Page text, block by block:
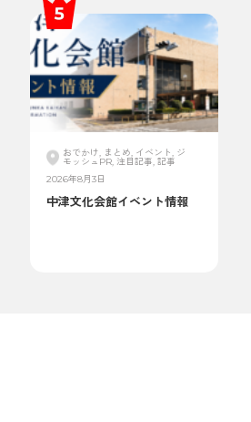
おでかけ, まとめ, イベント, ジ
モッシュPR, 注目記事, 記事
2026年8月3日
中津文化会館イベント情報